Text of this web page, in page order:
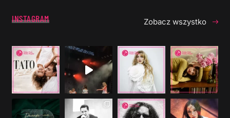
INSTAGRAM Zobacz wszystko